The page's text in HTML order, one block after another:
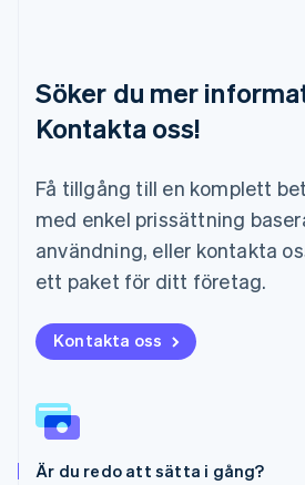
Söker du mer
Kontakta oss!
Få tillgång till en komplett
med enkel prissättning
användning, eller kontakta
ett paket för ditt företag.
Kontakta oss
Är du redo att sätta i gång?
English
Mexiko
EspañolEnglish
NederlandsEnglish
Norge
English
Nya Zeeland
English
Polen
Portugal
PortuguêsEnglish
English
Schweiz
Singapore